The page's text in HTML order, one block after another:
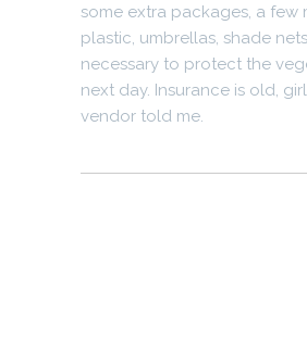
some extra packages, a few
plastic, umbrellas, shade
necessary to protect the
next day. Insurance is old,
vendor told me.